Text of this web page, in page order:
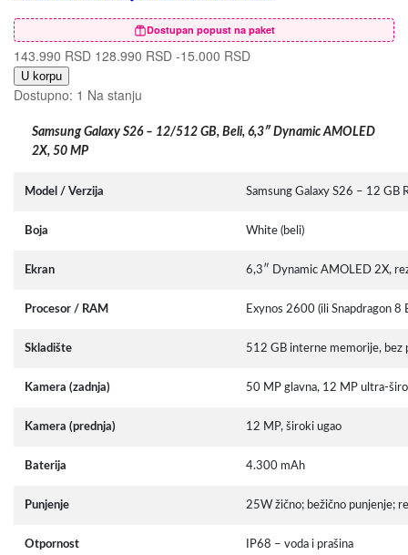
Dostupan popust na paket
143.990 RSD 128.990 RSD -15.000 RSD
U korpu
Dostupno: 1 Na stanju
Samsung Galaxy S26 – 12/512 GB, Beli, 6,3″ Dynamic AMOLED
2X, 50 MP
Model / Verzija Samsung Galaxy S26 – 12 GB
Boja White (beli)
Ekran 6,3″ Dynamic AMOLED 2X,
Procesor / RAM Exynos 2600 (ili Snapdragon
Skladište 512 GB interne memorije, bez
Kamera (zadnja) 50 MP glavna, 12 MP ultra-
Kamera (prednja) 12 MP, široki ugao
Baterija 4.300 mAh
Punjenje 25W žično; bežično punjenje;
Otpornost IP68 – voda i prašina